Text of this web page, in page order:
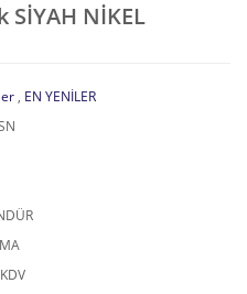
NİKEL
, EN YENİLER